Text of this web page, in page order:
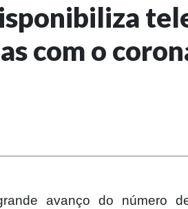
com o
avanço do número